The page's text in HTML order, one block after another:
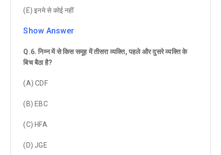
(E) इनमे से कोई नहीं
Show Answer
Q.6. निम्न में से किस समूह में तीसरा व्यक्ति, पहले और दुसरे व्यक्ति के
बिच बैठा है?
(A) CDF
(B) EBC
(C) HFA
(D) JGE